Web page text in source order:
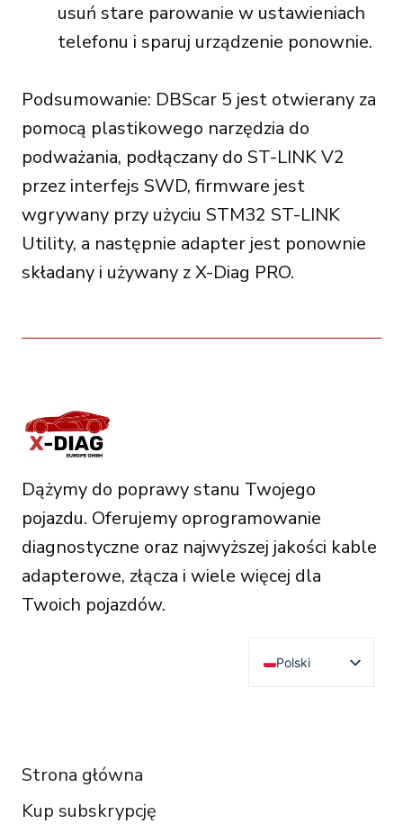
usuń stare parowanie w ustawieniach
telefonu i sparuj urządzenie ponownie.
Podsumowanie: DBScar 5 jest otwierany za
pomocą plastikowego narzędzia do
podważania, podłączany do ST-LINK V2
przez interfejs SWD, firmware jest
wgrywany przy użyciu STM32 ST-LINK
Utility, a następnie adapter jest ponownie
składany i używany z X-Diag PRO.
Dążymy do poprawy stanu Twojego
pojazdu. Oferujemy oprogramowanie
diagnostyczne oraz najwyższej jakości kable
adapterowe, złącza i wiele więcej dla
Twoich pojazdów.
Polski
English
Strona główna
Kup subskrypcję